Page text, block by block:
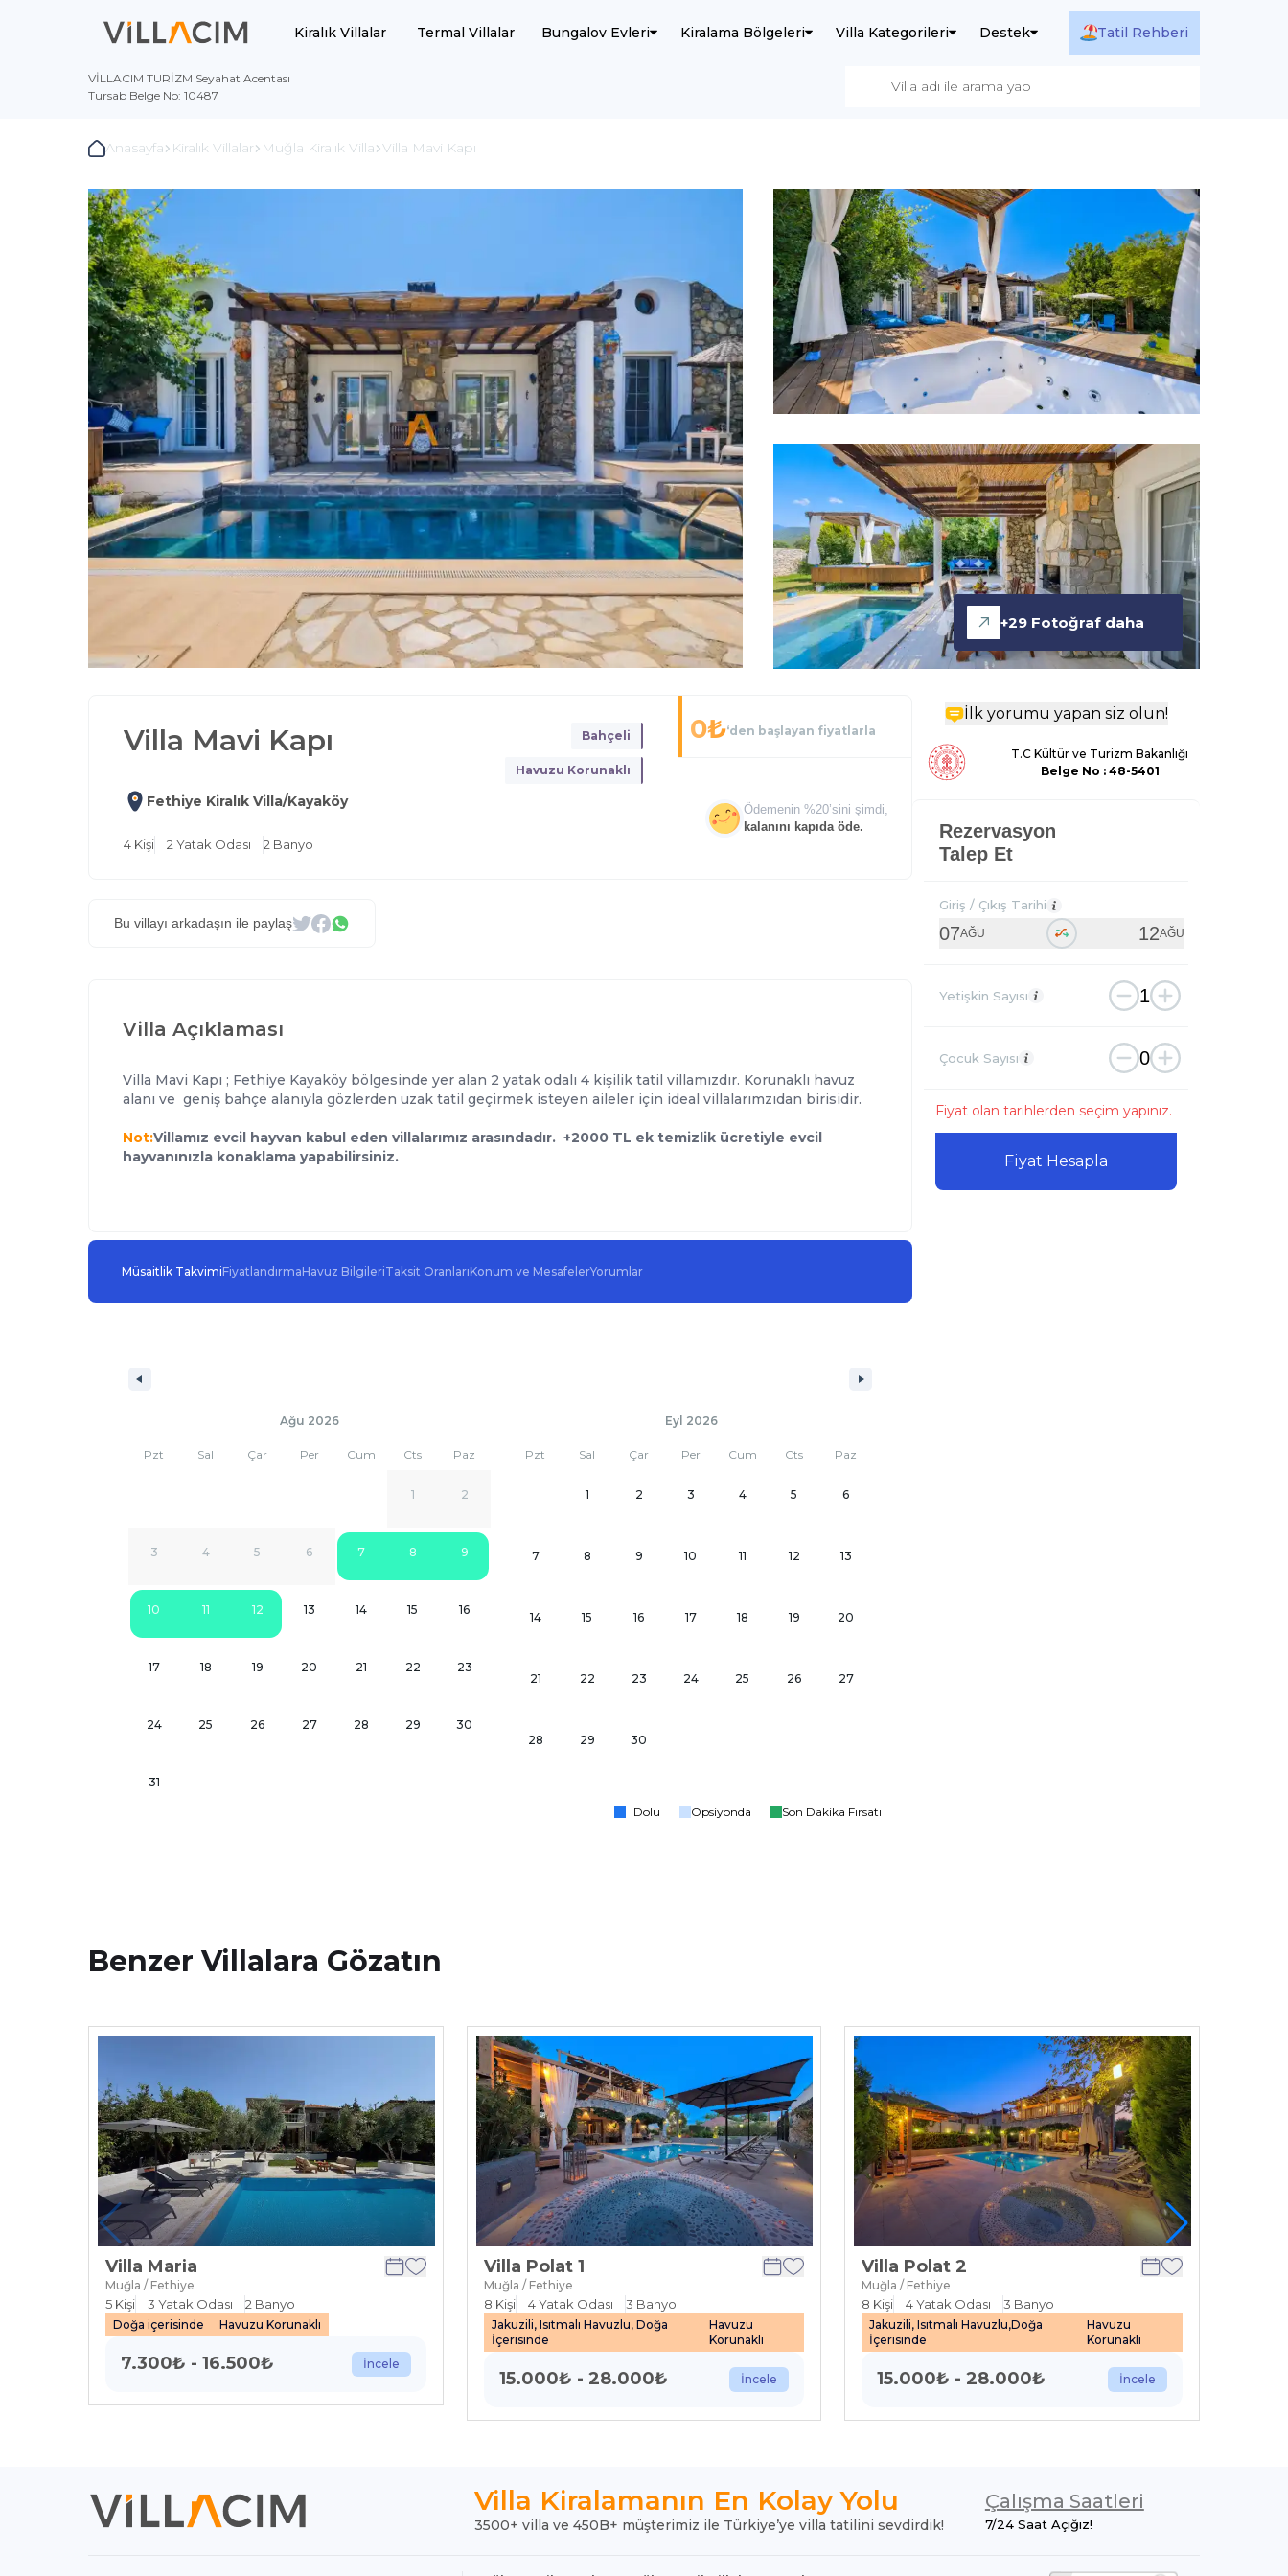
Kiralık Villalar Termal Villalar Bungalov Evleri Kiralama Bölgeleri Villa Kategorileri Destek Tatil Rehberi
VİLLACIM TURİZM Seyahat Acentası
Tursab Belge No: 10487
Anasayfa Kiralık Villalar Muğla Kiralık Villa Villa Mavi Kapı
+29 Fotoğraf daha
Villa Mavi Kapı Bahçeli
Havuzu Korunaklı
Fethiye Kiralık Villa/Kayaköy
4 Kişi 2 Yatak Odası 2 Banyo
0₺‘den başlayan fiyatlarla
Ödemenin %20’sini şimdi,
kalanını kapıda öde.
Bu villayı arkadaşın ile paylaş
Villa Açıklaması
Villa Mavi Kapı ; Fethiye Kayaköy bölgesinde yer alan 2 yatak odalı 4 kişilik tatil villamızdır. Korunaklı havuz
alanı ve geniş bahçe alanıyla gözlerden uzak tatil geçirmek isteyen aileler için ideal villalarımzıdan birisidir.
Not:Villamız evcil hayvan kabul eden villalarımız arasındadır. +2000 TL ek temizlik ücretiyle evcil
hayvanınızla konaklama yapabilirsiniz.
Müsaitlik TakvimiFiyatlandırmaHavuz BilgileriTaksit OranlarıKonum ve MesafelerYorumlar
Ağu 2026
Pzt Sal Çar Per Cum Cts Paz
1 2
3 4 5 6 7 8 9
10 11 12 13 14 15 16
17 18 19 20 21 22 23
24 25 26 27 28 29 30
31
Eyl 2026
Pzt Sal Çar Per Cum Cts Paz
1 2 3 4 5 6
7 8 9 10 11 12 13
14 15 16 17 18 19 20
21 22 23 24 25 26 27
28 29 30
Dolu Opsiyonda Son Dakika Fırsatı
İlk yorumu yapan siz olun!
T.C Kültür ve Turizm Bakanlığı
Belge No : 48-5401
Rezervasyon
Talep Et
Giriş / Çıkış Tarihi
07AĞU 12AĞU
Yetişkin Sayısı 1
Çocuk Sayısı 0
Fiyat olan tarihlerden seçim yapınız.
Fiyat Hesapla
Benzer Villalara Gözatın
Villa Maria
Muğla / Fethiye
5 Kişi 3 Yatak Odası 2 Banyo
Doğa içerisinde Havuzu Korunaklı
7.300₺ - 16.500₺ İncele
Villa Polat 1
Muğla / Fethiye
8 Kişi 4Yatak Odası 3 Banyo
Jakuzili, Isıtmalı Havuzlu, Doğa
İçerisinde
Havuzu
Korunaklı
15.000₺ - 28.000₺ İncele
Villa Polat 2
Muğla / Fethiye
8 Kişi 4Yatak Odası 3 Banyo
Jakuzili, Isıtmalı Havuzlu,Doğa
İçerisinde
Havuzu
Korunaklı
15.000₺ -28.000₺ İncele
Villa Kiralamanın En Kolay Yolu
3500+ villa ve 450B+ müşterimiz ile Türkiye’ye villa tatilini sevdirdik!
Çalışma Saatleri
7/24 Saat Açığız!